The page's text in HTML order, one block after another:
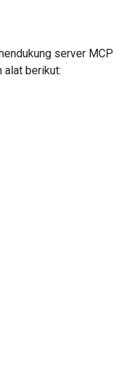
server MCP
alat berikut: